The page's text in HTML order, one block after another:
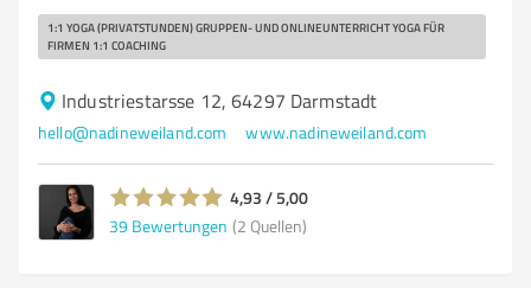
1:1 YOGA (PRIVATSTUNDEN) GRUPPEN- UND ONLINEUNTERRICHT YOGA FÜR
FIRMEN 1:1 COACHING
Industriestarsse 12, 64297 Darmstadt
hello@nadineweiland.com www.nadineweiland.com
4,93 / 5,00
39 Bewertungen (2 Quellen)